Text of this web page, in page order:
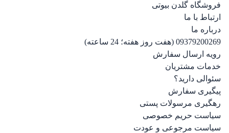
فروشگاه گلدن بیوتی
ارتباط با ما
درباره ما
09379200269 (هفت روز هفته؛ 24 ساعته)
رویه ارسال سفارش
خدمات مشتریان
سئوالی دارید؟
پیگیری سفارش
رهگیری مرسولات پستی
سیاست حریم خصوصی
سیاست مرجوعی و عودت